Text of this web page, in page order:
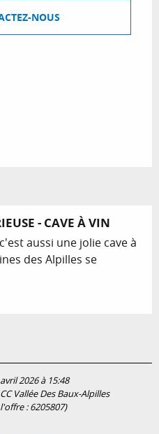
NOUS
- CAVE À VIN
aussi une jolie cave à
des Alpilles se
2026 à 15:48
Vallée Des Baux-Alpilles
:6205807)